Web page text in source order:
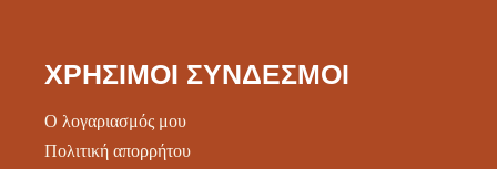
ΧΡΉΣΙΜΟΙ ΣΎΝΔΕΣΜΟΙ
Ο λογαριασμός μου
Πολιτική απορρήτου